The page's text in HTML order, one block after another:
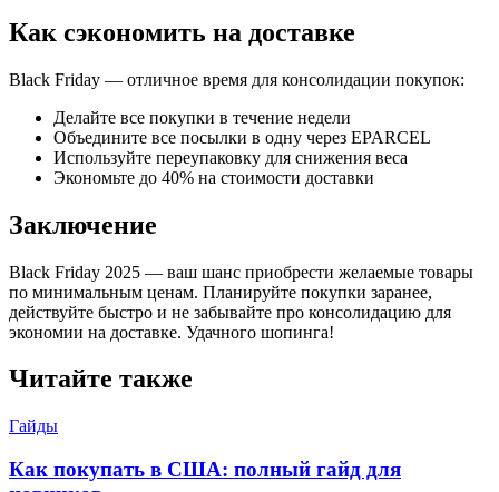
Как сэкономить на доставке
Black Friday — отличное время для консолидации покупок:
Делайте все покупки в течение недели
Объедините все посылки в одну через EPARCEL
Используйте переупаковку для снижения веса
Экономьте до 40% на стоимости доставки
Заключение
Black Friday 2025 — ваш шанс приобрести желаемые товары
по минимальным ценам. Планируйте покупки заранее,
действуйте быстро и не забывайте про консолидацию для
экономии на доставке. Удачного шопинга!
Читайте также
Гайды
Как покупать в США: полный гайд для